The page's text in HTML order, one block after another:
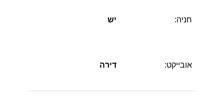
חניה: יש
אובייקט: דירה